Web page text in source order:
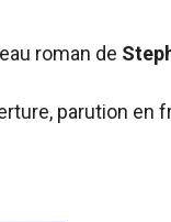
roman de
parution en